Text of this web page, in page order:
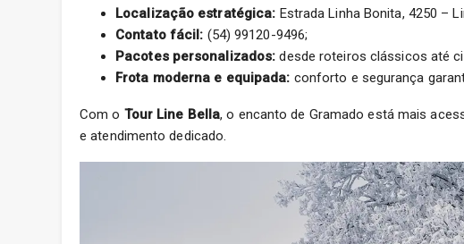
Localização estratégica: Estrada Linha Bonita, 4250 –
Contato fácil: (54) 99120-9496;
Pacotes personalizados: desde roteiros clássicos até
Frota moderna e equipada: conforto e segurança
Com o Tour Line Bella, o encanto de Gramado está mais
e atendimento dedicado.